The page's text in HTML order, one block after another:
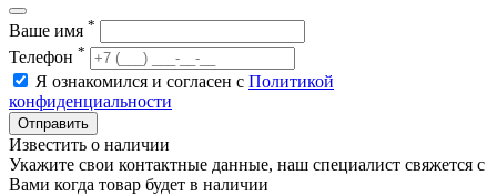
Ваше имя *
Телефон *
Я ознакомился и согласен с Политикой
конфиденциальности
Отправить
Известить о наличии
Укажите свои контактные данные, наш специалист свяжется с
Вами когда товар будет в наличии